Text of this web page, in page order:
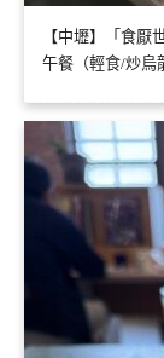
【中壢】「食厭
午餐（輕食/炒烏